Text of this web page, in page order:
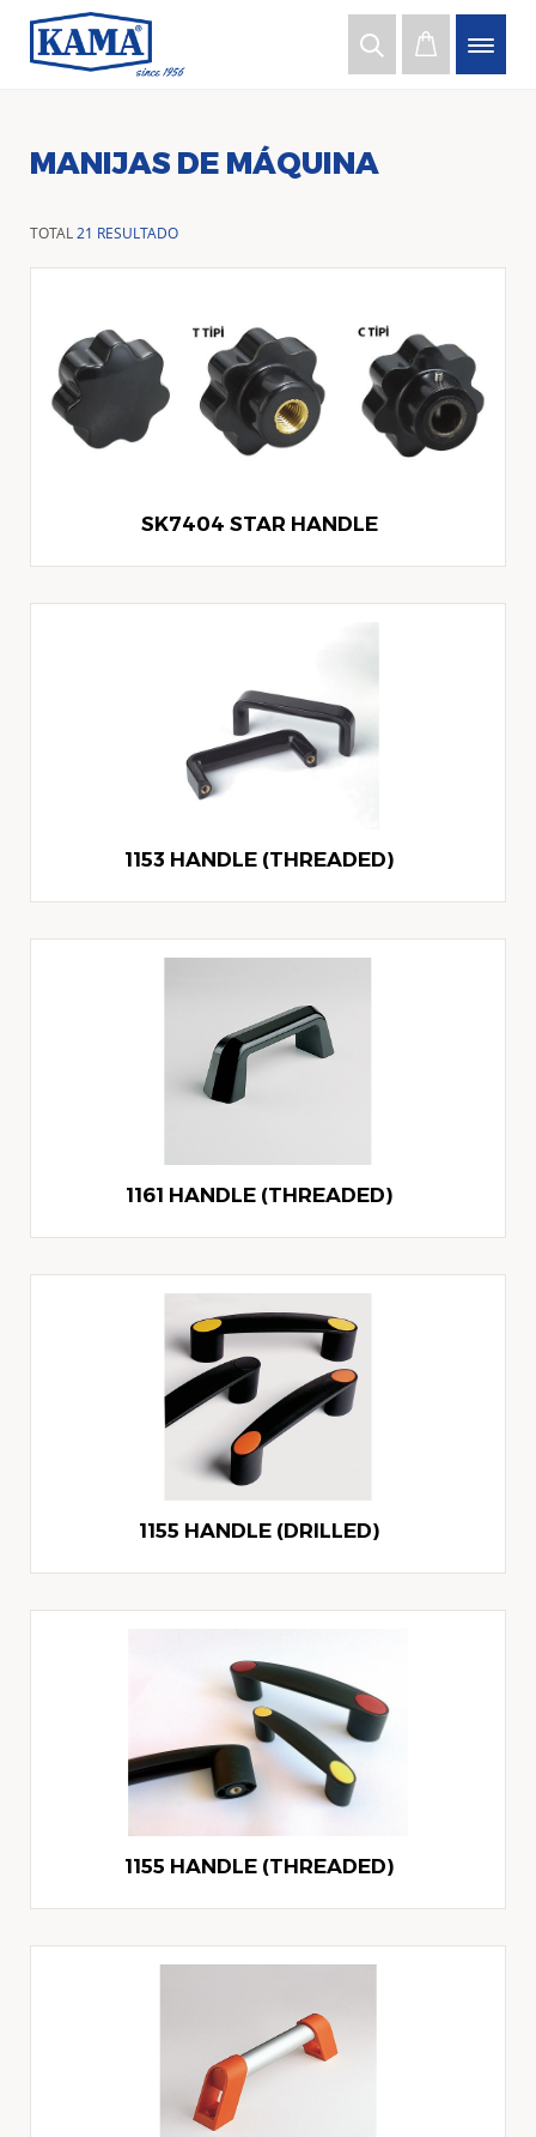
MANIJAS DE MÁQUINA
TOTAL21 RESULTADO
SK7404 STAR HANDLE
1153 HANDLE (THREADED)
1161 HANDLE (THREADED)
1155 HANDLE (DRILLED)
1155 HANDLE (THREADED)